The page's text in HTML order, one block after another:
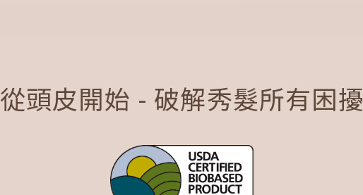
從頭皮開始 - 破解秀髮所有困擾